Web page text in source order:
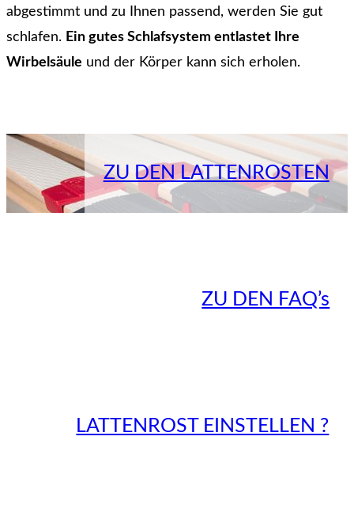
abgestimmt und zu Ihnen passend, werden Sie gut
schlafen. Ein gutes Schlafsystem entlastet Ihre
Wirbelsäule und der Körper kann sich erholen.
ZU DEN LATTENROSTEN
ZU DEN FAQ’s
LATTENROST EINSTELLEN ?